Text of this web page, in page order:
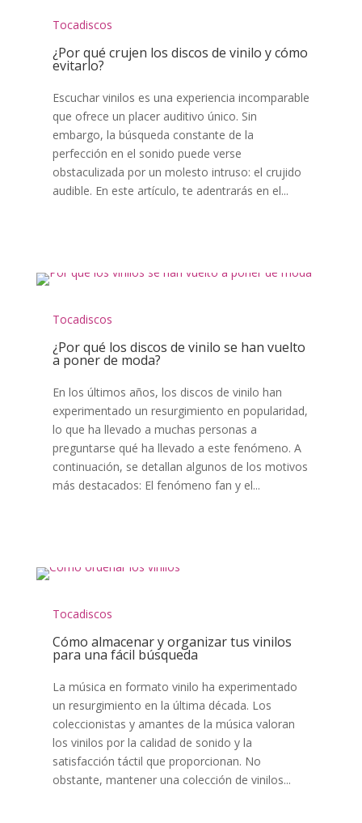
Tocadiscos
¿Por qué crujen los discos de vinilo y cómo
evitarlo?
Escuchar vinilos es una experiencia incomparable
que ofrece un placer auditivo único. Sin
embargo, la búsqueda constante de la
perfección en el sonido puede verse
obstaculizada por un molesto intruso: el crujido
audible. En este artículo, te adentrarás en el...
Tocadiscos
¿Por qué los discos de vinilo se han vuelto
a poner de moda?
En los últimos años, los discos de vinilo han
experimentado un resurgimiento en popularidad,
lo que ha llevado a muchas personas a
preguntarse qué ha llevado a este fenómeno. A
continuación, se detallan algunos de los motivos
más destacados: El fenómeno fan y el...
Tocadiscos
Cómo almacenar y organizar tus vinilos
para una fácil búsqueda
La música en formato vinilo ha experimentado
un resurgimiento en la última década. Los
coleccionistas y amantes de la música valoran
los vinilos por la calidad de sonido y la
satisfacción táctil que proporcionan. No
obstante, mantener una colección de vinilos...